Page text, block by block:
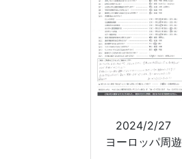
2024/2/27
ヨーロッパ周遊